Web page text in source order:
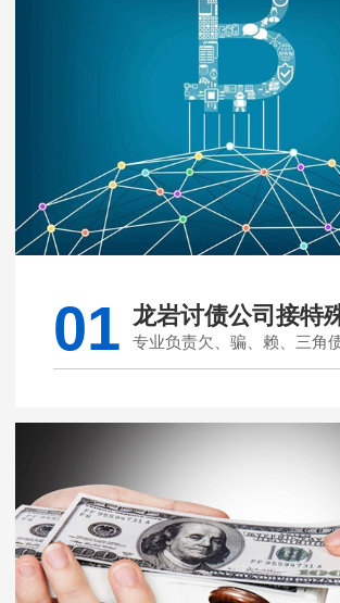
01 龙岩讨债公司接特
专业负责欠、骗、赖、三角